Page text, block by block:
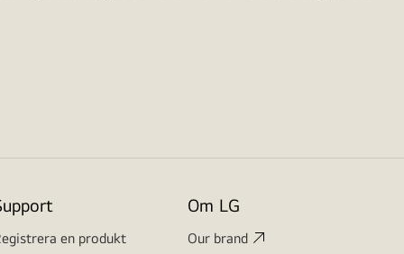
en produkt
Om LG
Our brand